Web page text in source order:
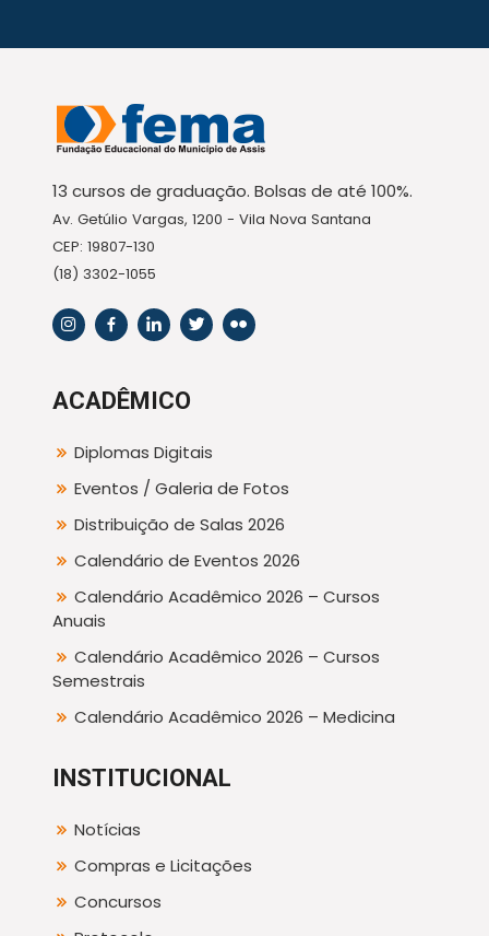
13 cursos de graduação. Bolsas de até 100%.
Av. Getúlio Vargas, 1200 - Vila Nova Santana
CEP: 19807-130
(18) 3302-1055
ACADÊMICO
Diplomas Digitais
Eventos / Galeria de Fotos
Distribuição de Salas 2026
Calendário de Eventos 2026
Calendário Acadêmico 2026 – Cursos
Anuais
Calendário Acadêmico 2026 – Cursos
Semestrais
Calendário Acadêmico 2026 – Medicina
INSTITUCIONAL
Notícias
Compras e Licitações
Concursos